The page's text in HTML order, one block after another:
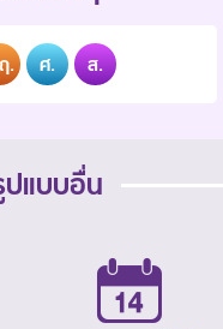
. ศ. ส.
ปแบบอื่น